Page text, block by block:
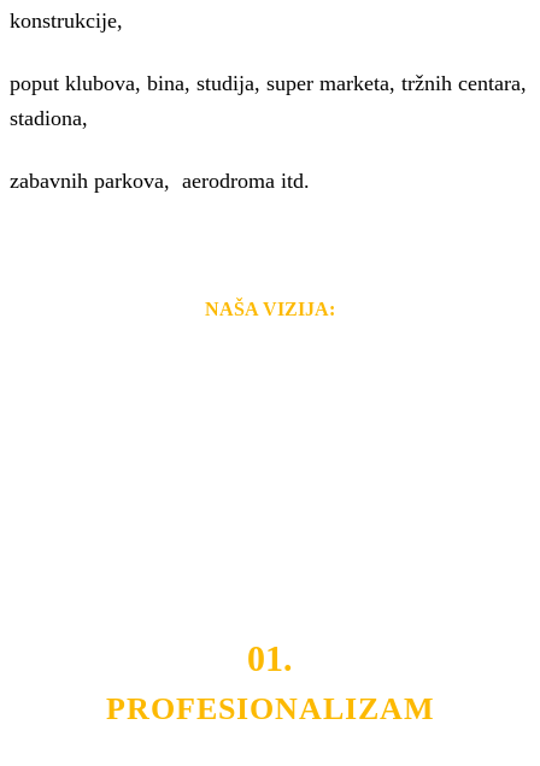
konstrukcije,
poput klubova, bina, studija, super marketa, tržnih centara,
stadiona,
zabavnih parkova, aerodroma itd.
NAŠA VIZIJA:
01.
PROFESIONALIZAM